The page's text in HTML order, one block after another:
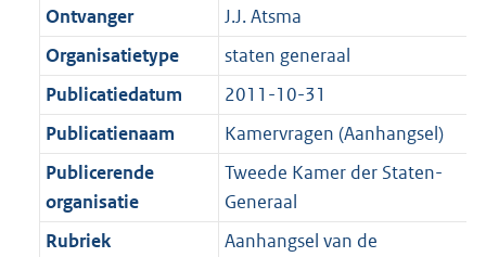
t
a
t
K
b
2
K
b
Ontvanger
J.J. Atsma
Organisatietype
staten generaal
Publicatiedatum
2011-10-31
Publicatienaam
Kamervragen (Aanhangsel)
Publicerende
organisatie
Tweede Kamer der Staten-
Generaal
Rubriek
Aanhangsel van de